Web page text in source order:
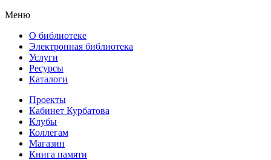
Меню
О библиотеке
Электронная библиотека
Услуги
Ресурсы
Каталоги
Проекты
Кабинет Курбатова
Клубы
Коллегам
Магазин
Книга памяти